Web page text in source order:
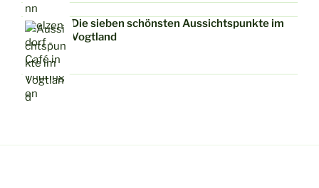
Die sieben schönsten Aussichtspunkte im
Vogtland